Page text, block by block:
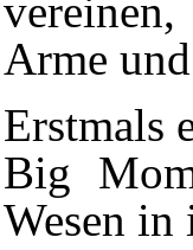
Arme
Erstmals
Big
Wesen in